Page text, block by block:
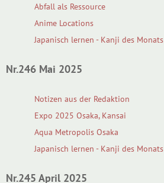
Abfall als Ressource
Anime Locations
Japanisch lernen - Kanji des Monats
Nr.246 Mai 2025
Notizen aus der Redaktion
Expo 2025 Osaka, Kansai
Aqua Metropolis Osaka
Japanisch lernen - Kanji des Monats
Nr.245 April 2025